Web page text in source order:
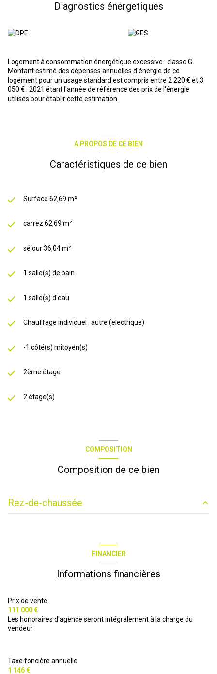
Diagnostics énergetiques
Logement à consommation énergétique excessive : classe G
Montant estimé des dépenses annuelles d'énergie de ce
logement pour un usage standard est compris entre 2 220 € et 3
050 € . 2021 étant l'année de référence des prix de l'énergie
utilisés pour établir cette estimation.
A PROPOS DE CE BIEN
Caractéristiques de ce bien
Surface 62,69 m²
carrez 62,69 m²
séjour 36,04 m²
1 salle(s) de bain
1 salle(s) d'eau
Chauffage individuel : autre (electrique)
-1 côté(s) mitoyen(s)
2ème étage
2 étage(s)
COMPOSITION
Composition de ce bien
Rez-de-chaussée
wc
palier
salle d\'eau/wc
grenier
FINANCIER
Informations financières
Prix de vente
111 000 €
Les honoraires d'agence seront intégralement à la charge du
vendeur
Taxe foncière annuelle
1 146 €